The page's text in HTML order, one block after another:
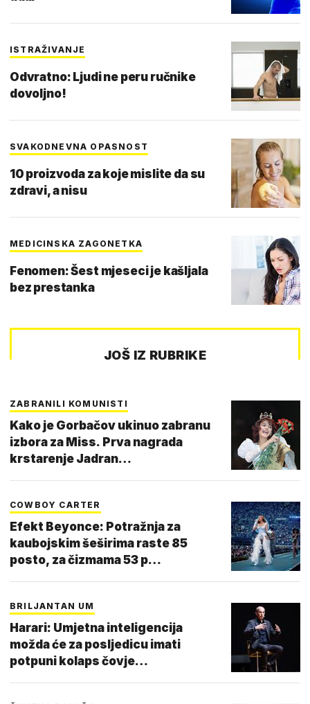
ISTRAŽIVANJE
Odvratno: Ljudi ne peru ručnike
dovoljno!
SVAKODNEVNA OPASNOST
10 proizvoda za koje mislite da su
zdravi, a nisu
MEDICINSKA ZAGONETKA
Fenomen: Šest mjeseci je kašljala
bez prestanka
JOŠ IZ RUBRIKE
ZABRANILI KOMUNISTI
Kako je Gorbačov ukinuo zabranu
izbora za Miss. Prva nagrada
krstarenje Jadran…
COWBOY CARTER
Efekt Beyonce: Potražnja za
kaubojskim šeširima raste 85
posto, za čizmama 53 p…
BRILJANTAN UM
Harari: Umjetna inteligencija
možda će za posljedicu imati
potpuni kolaps čovje…